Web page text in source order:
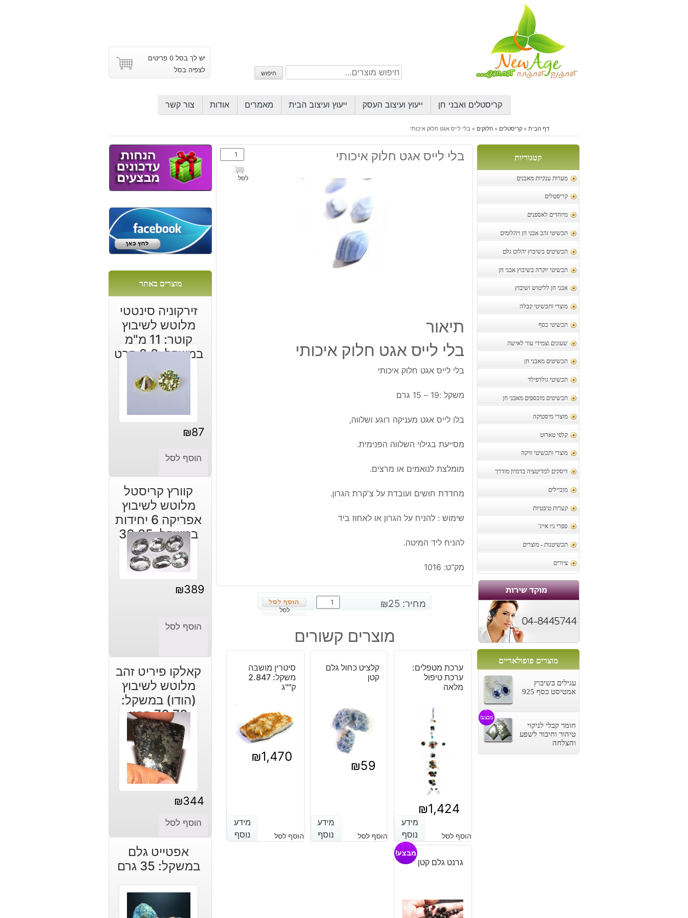
חיפוש
עבור:
חיפוש
יש לך בסל 0 פריטים
לצפיה בסל
קריסטלים ואבני חן ייעוץ ועיצוב העסק ייעוץ ועיצוב הבית מאמרים אודות צור קשר
דף הבית »קריסטלים »חלוקים »בלי לייס אגט חלוק איכותי
קטגוריות
מערות ענקיות מאבנים
קריסטלים
מיוחדים לאספנים
תכשיטי זהב אבני חן ויהלומים
תכשיטים בשיבוץ יהלום גלם
תכשיטי יוקרה בשיבוץ אבני חן
אבני חן לליטוש ושיבוץ
מוצרי ותכשיטי קבלה
תכשיטי כסף
שעונים וצמידי עור לאישה
תכשיטים מאבני חן
תכשיטי גולדפילד
תכשיטים מוכספים מאבני חן
מוצרי מיסטיקה
קלפי טארוט
מוצרי ותכשיטי וויקה
דיסקים למדיטציה בדמיון מודרך
מוביילים
קערות טיבטיות
ספרי ניו אייג'
תכשיטנות - מוצרים
ציורים
מוצרים פופולאריים
עגילים בשיבוץ
אמטיסט כסף 925
חומר קבלי לניקוי
טיהור וחיבור לשפע
והצלחה
מבצע!
בלי לייס אגט חלוק איכותי
כמות
של
בלי
לסל
תיאור
בלי לייס אגט חלוק איכותי
בלי לייס אגט חלוק איכותי
משקל :19 – 15 גרם
בלו לייס אגט מעניקה רוגע ושלווה,
מסייעת בגילוי השלווה הפנימית.
מומלצת לנואמים או מרצים.
מחדדת חושים ועובדת על צ'קרת הגרון.
שימוש : להניח על הגרון או לאחוז ביד
להניח ליד המיטה.
מק"ט: 1016
מחיר: ₪25
כמות
של
לייס
אגט
איכותי
לסל
מוצרים קשורים
ערכת מטפלים:
ערכת טיפול
מלאה
₪1,424
מידע
נוסף
הוסף לסל
מידע
נוסף
קלציט כחול גלם
קטן
₪59
מידע
נוסף
הוסף לסל
מידע
נוסף
סיטרין מושבה
משקל: 2.847
ק""ג
₪1,470
מידע
נוסף
הוסף לסל
מידע
נוסף
גרנט גלם קטן
מבצע!
מוצרים באתר
זירקוניה סינטטי
מלוטש לשיבוץ
קוטר: 11 מ"מ
במשקל: 8.3 קרט
₪87
הוסף לסל
קוורץ קריסטל
מלוטש לשיבוץ
אפריקה 6 יחידות
במשקל: 36.35
קרט
₪389
הוסף לסל
קאלקו פיריט זהב
מלוטש לשיבוץ
(הודו) במשקל:
76.70 קרט
₪344
הוסף לסל
אפטייט גלם
במשקל: 35 גרם